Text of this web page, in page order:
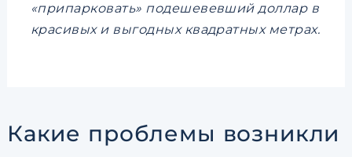
«припарковать» подешевевший доллар в
красивых и выгодных квадратных метрах.
Какие проблемы возникли